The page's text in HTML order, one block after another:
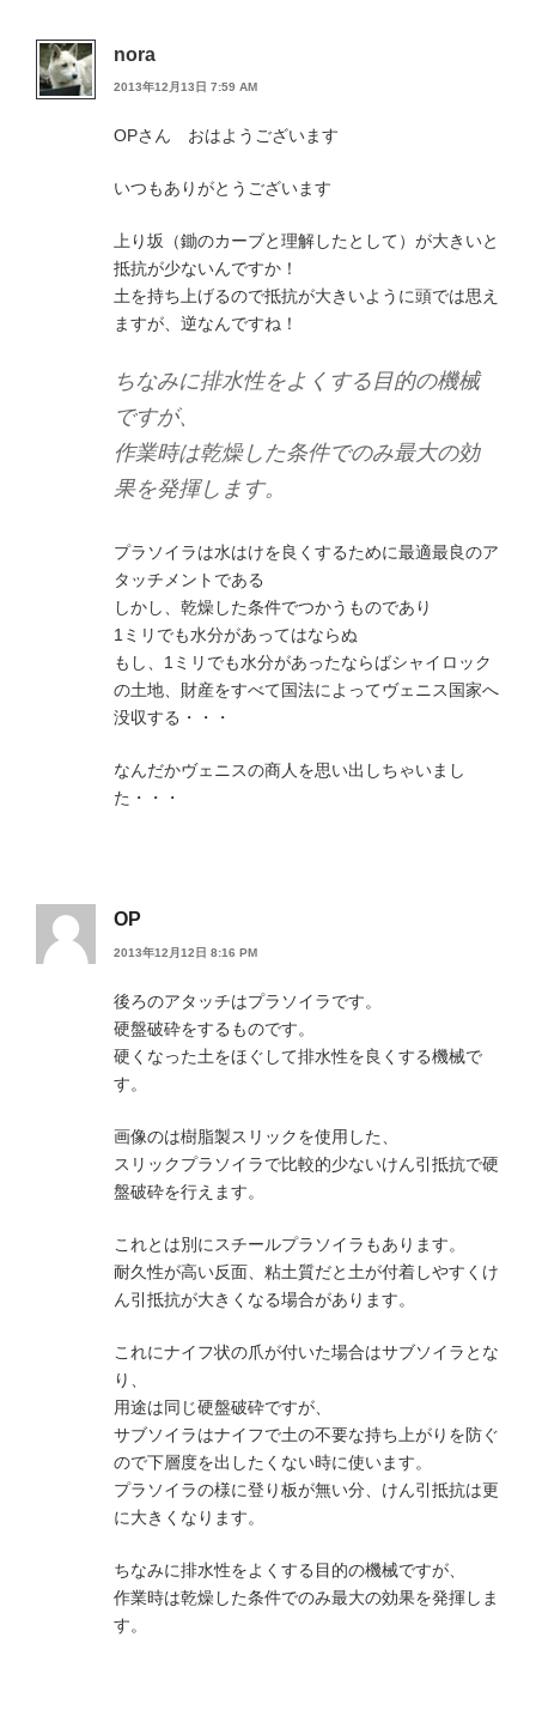
nora
2013年12月13日 7:59 AM
OPさん おはようございます
いつもありがとうございます
上り坂（鋤のカーブと理解したとして）が大きいと
抵抗が少ないんですか！
土を持ち上げるので抵抗が大きいように頭では思え
ますが、逆なんですね！
ちなみに排水性をよくする目的の機械
ですが、
作業時は乾燥した条件でのみ最大の効
果を発揮します。
プラソイラは水はけを良くするために最適最良のア
タッチメントである
しかし、乾燥した条件でつかうものであり
1ミリでも水分があってはならぬ
もし、1ミリでも水分があったならばシャイロック
の土地、財産をすべて国法によってヴェニス国家へ
没収する・・・
なんだかヴェニスの商人を思い出しちゃいまし
た・・・
OP
2013年12月12日 8:16 PM
後ろのアタッチはプラソイラです。
硬盤破砕をするものです。
硬くなった土をほぐして排水性を良くする機械で
す。
画像のは樹脂製スリックを使用した、
スリックプラソイラで比較的少ないけん引抵抗で硬
盤破砕を行えます。
これとは別にスチールプラソイラもあります。
耐久性が高い反面、粘土質だと土が付着しやすくけ
ん引抵抗が大きくなる場合があります。
これにナイフ状の爪が付いた場合はサブソイラとな
り、
用途は同じ硬盤破砕ですが、
サブソイラはナイフで土の不要な持ち上がりを防ぐ
ので下層度を出したくない時に使います。
プラソイラの様に登り板が無い分、けん引抵抗は更
に大きくなります。
ちなみに排水性をよくする目的の機械ですが、
作業時は乾燥した条件でのみ最大の効果を発揮しま
す。